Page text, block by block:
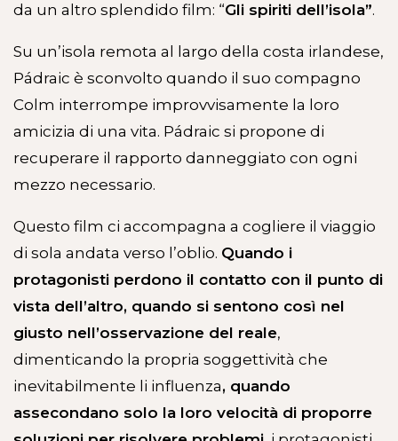
da un altro splendido film: “Gli spiriti dell’isola”.
Su un’isola remota al largo della costa irlandese,
Pádraic è sconvolto quando il suo compagno
Colm interrompe improvvisamente la loro
amicizia di una vita. Pádraic si propone di
recuperare il rapporto danneggiato con ogni
mezzo necessario.
Questo film ci accompagna a cogliere il viaggio
di sola andata verso l’oblio. Quando i
protagonisti perdono il contatto con il punto di
vista dell’altro, quando si sentono così nel
giusto nell’osservazione del reale,
dimenticando la propria soggettività che
inevitabilmente li influenza, quando
assecondano solo la loro velocità di proporre